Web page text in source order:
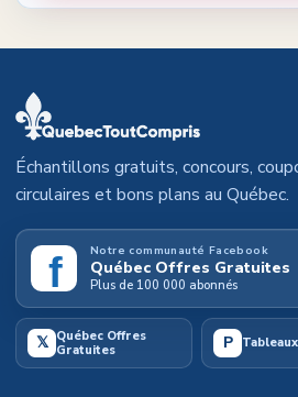
Échantillons gratuits, concours,
circulaires et bons plans au Québec.
f Notre communauté Facebook
Québec Offres Gratuites
Plus de 100 000 abonnés
𝕏 Québec Offres
Gratuites
P